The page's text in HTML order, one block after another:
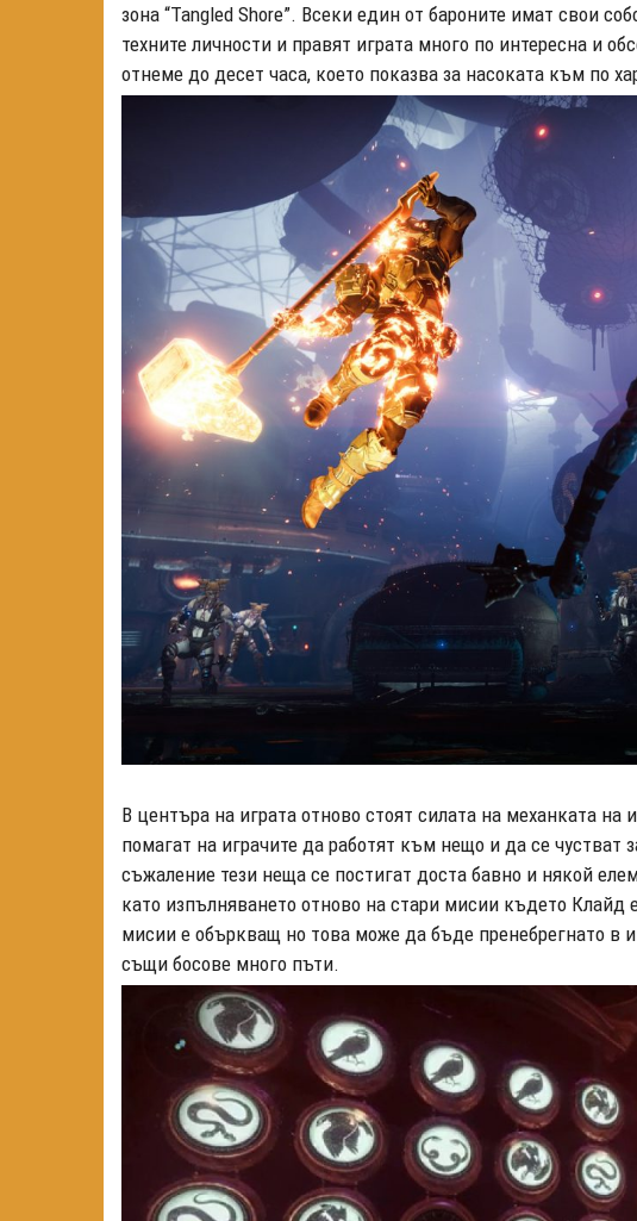
зона “Tangled Shore”. Всеки един от бароните имат свои
техните личности и правят играта много по интересна и
отнеме до десет часа, което показва за насоката към по
В центъра на играта отново стоят силата на механката на
помагат на играчите да работят към нещо и да се чустват
съжаление тези неща се постигат доста бавно и някой
като изпълняването отново на стари мисии където
мисии е объркващ но това може да бъде пренебрегнато в
същи босове много пъти.